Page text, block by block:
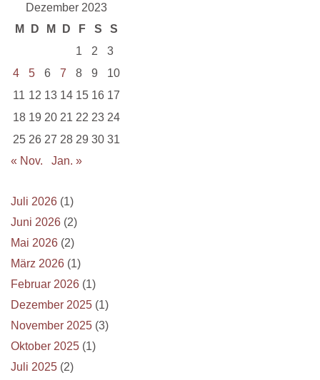
Dezember 2023
M
D M D F S
S
1
2
3
4
5 6 7 8 9
10
11 12 13 14 15 16 17
18 19 20 21 22 23 24
25 26 27 28 29 30 31
« Nov.
Jan. »
Juli 2026 (1)
Juni 2026 (2)
Mai 2026 (2)
März 2026 (1)
Februar 2026 (1)
Dezember 2025 (1)
November 2025 (3)
Oktober 2025 (1)
Juli 2025 (2)